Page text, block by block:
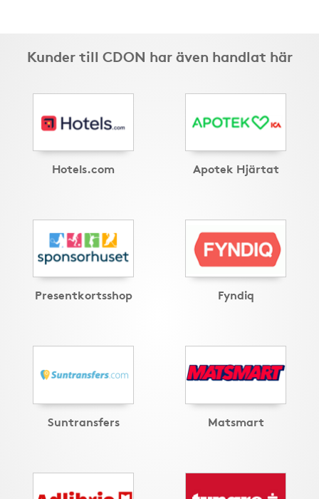
Kunder till CDON har även handlat här
Hotels.com Apotek Hjärtat
Presentkortsshop Fyndiq
Suntransfers Matsmart